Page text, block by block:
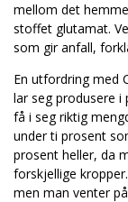
mellom det
stoffet glutamat.
som gir anfall,
En utfordring med
lar seg produsere
få i seg riktig
under ti prosent
prosent heller, da
forskjellige
men man venter